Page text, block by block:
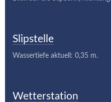
Slipstelle
Wassertiefe aktuell: 0,35 m.
Wetterstation